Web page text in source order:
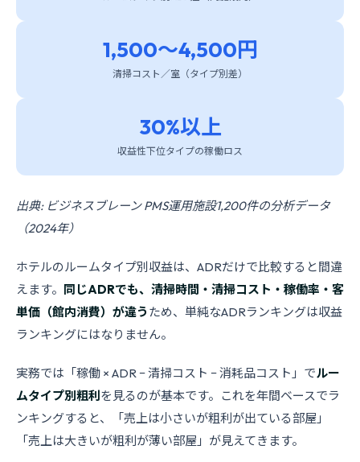
1,500〜4,500円
清掃コスト／室（タイプ別差）
30%以上
収益性下位タイプの稼働ロス
出典: ビジネスブレーン PMS運用施設1,200件の分析データ
（2024年）
ホテルのルームタイプ別収益は、ADRだけで比較すると間違
えます。 同じADRでも、清掃時間・清掃コスト・稼働率・客
単価（館内消費）が違う ため、単純なADRランキングは収益
ランキングにはなりません。
実務では「稼働 × ADR − 清掃コスト − 消耗品コスト」でルー
ムタイプ別粗利を見るのが基本です。これを年間ベースでラ
ンキングすると、「売上は小さいが粗利が出ている部屋」
「売上は大きいが粗利が薄い部屋」が見えてきます。